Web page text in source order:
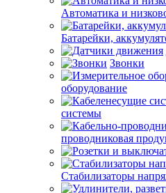
Автоматика и
Батарейки,
Звонки
оборудование
системы
проводниковая
Стабилизаторы